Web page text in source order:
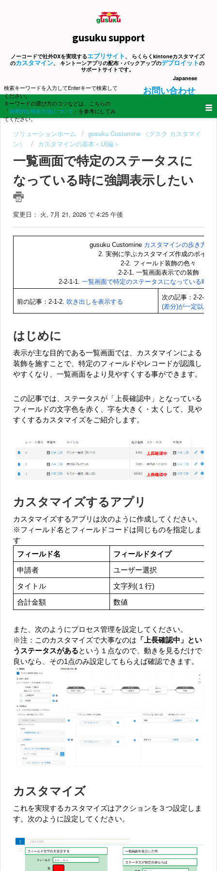
gusuku support
ノーコードで社外DXを実現するエブリサイト 、 らくらくkintoneカスタマイズ
のカスタマイン、 キントーンアプリの配布・バックアップのデプロイットの
サポートサイトです。
Japanese
検索キーワードを入力してEnterキーで検索して
ください。
キーワードの選び方のコツなどは、こちらの
「効果的な検索方法について 」を参考にしてみ
てください。
お問い合わせ
ソリューションホーム
gusuku Customine （グスク カスタマイ
ン）
カスタマインの基本＜UI編＞
一覧画面で特定のステータスに
なっている時に強調表示したい
変更日： 火, 7月 21, 2026 で 4:25 午後
gusuku Customine カスタマインの歩き方 装
2. 実例に学ぶカスタマイズ作成のポイン
2-2. フィールド装飾の色々
2-2-1. 一覧画面表示での装飾
2-2-1-1. 一覧画面で特定のステータスになっている時に
前の記事：2-1-2. 吹き出しを表示する
次の記事：2-2-1-2.
(差分)が一定以上
はじめに
表示が主な目的である一覧画面では、カスタマインによる
装飾を施すことで、特定のフィールドやレコードが認識し
やすくなり、一覧画面をより見やすくする事ができます。
この記事では、ステータスが「上長確認中」となっている
フィールドの文字色を赤く、字を大きく・太くして、見や
すくするカスタマイズをご紹介します。
カスタマイズするアプリ
カスタマイズするアプリは次のように作成してください。
※フィールド名とフィールドコードは同じものを指定しま
す
フィールド名
フィールドタイプ
申請者 ユーザー選択
タイトル 文字列(１行)
合計金額 数値
また、次のようにプロセス管理を設定してください。
※注：このカスタマイズで大事なのは 「上長確認中」とい
うステータスがあるという１点なので、動きを見るだけで
良いなら、その1点のみ設定してもらえば確認できます。
カスタマイズ
これを実現するカスタマイズはアクションを３つ設定しま
す。次のように設定してください。